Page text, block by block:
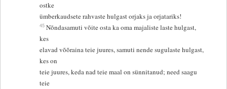
ostke
ümberkaudsete rahvaste hulgast orjaks ja orjatariks!
45 Nõndasamuti võite osta ka oma majaliste laste hulgast,
kes
elavad võõraina teie juures, samuti nende sugulaste hulgast,
kes on
teie juures, keda nad teie maal on sünnitanud; need saagu
teie